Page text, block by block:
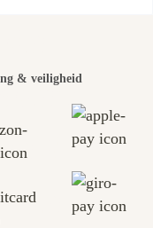
& veiligheid